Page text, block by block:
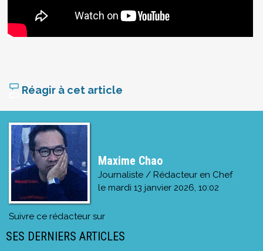
Réagir à cet article
Maxime Chao
Journaliste / Rédacteur en Chef
le mardi 13 janvier 2026, 10:02
Suivre ce rédacteur sur
SES DERNIERS ARTICLES